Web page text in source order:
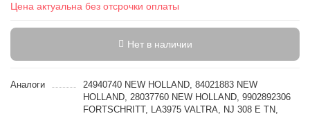
Цена актуальна без отсрочки оплаты
Нет в наличии
Аналоги
24940740 NEW HOLLAND, 84021883 NEW
HOLLAND, 28037760 NEW HOLLAND, 9902892306
FORTSCHRITT, LA3975 VALTRA, NJ 308 E TN,